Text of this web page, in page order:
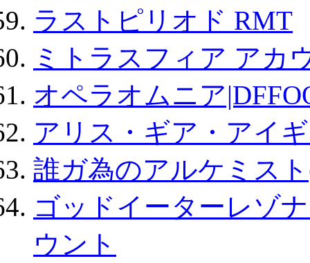
ラストピリオド RMT
ミトラスフィア アカ
オペラオムニア
アリス・ギア・アイ
誰ガ為のアルケミス
ゴッドイーターレゾ
ウント